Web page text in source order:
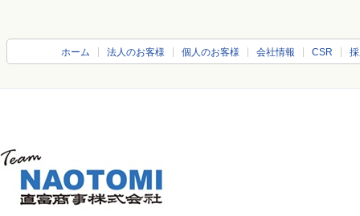
ホーム 法人のお客様 個人のお客様 会社情報 CSR